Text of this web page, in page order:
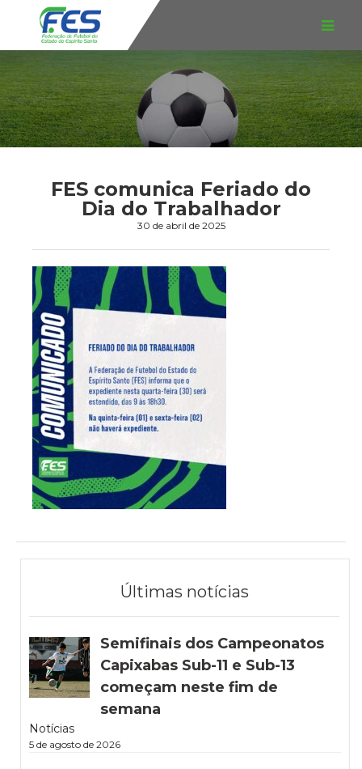
FES comunica Feriado do
Dia do Trabalhador
30 de abril de 2025
Últimas notícias
Semifinais dos Campeonatos
Capixabas Sub-11 e Sub-13
começam neste fim de
semana
Notícias
5 de agosto de 2026